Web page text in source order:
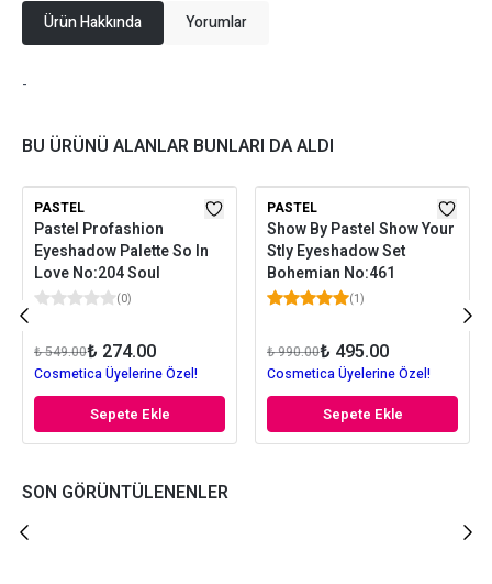
Ürün Hakkında Yorumlar
-
BU ÜRÜNÜ ALANLAR BUNLARI DA ALDI
PASTEL
Pastel Profashion
Eyeshadow Palette So In
Love No:204 Soul
(0)
₺ 549.00₺ 274.00
Cosmetica Üyelerine Özel!
Sepete Ekle
PASTEL
Show By Pastel Show Your
Stly Eyeshadow Set
Bohemian No:461
(1)
₺ 990.00₺ 495.00
Cosmetica Üyelerine Özel!
Sepete Ekle
SON GÖRÜNTÜLENENLER